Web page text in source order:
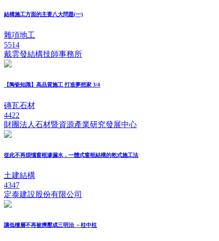
結構施工方面的主要八大問題(一)
雜項地工
5514
戴雲發結構技師事務所
【陶瓷知識】高品質施工 打造夢想家 3/4
磚瓦石材
4422
財團法人石材暨資源產業研究發展中心
從此不再煩惱窗框滲漏水，一體式窗框結構的乾式施工法
土建結構
4347
定泰建設股份有限公司
讓低樓層不再被擠壓成三明治 －柱中柱